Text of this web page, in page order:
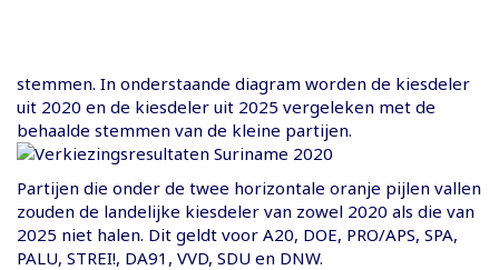
stemmen. In onderstaande diagram worden de kiesdeler
uit 2020 en de kiesdeler uit 2025 vergeleken met de
behaalde stemmen van de kleine partijen.
Partijen die onder de twee horizontale oranje pijlen vallen
zouden de landelijke kiesdeler van zowel 2020 als die van
2025 niet halen. Dit geldt voor A20, DOE, PRO/APS, SPA,
PALU, STREI!, DA91, VVD, SDU en DNW.